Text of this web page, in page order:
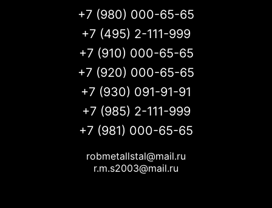
+7 (980) 000-65-65
+7 (495) 2-111-999
+7 (910) 000-65-65
+7 (920) 000-65-65
+7 (930) 091-91-91
+7 (985) 2-111-999
+7 (981) 000-65-65
robmetallstal@mail.ru
r.m.s2003@mail.ru